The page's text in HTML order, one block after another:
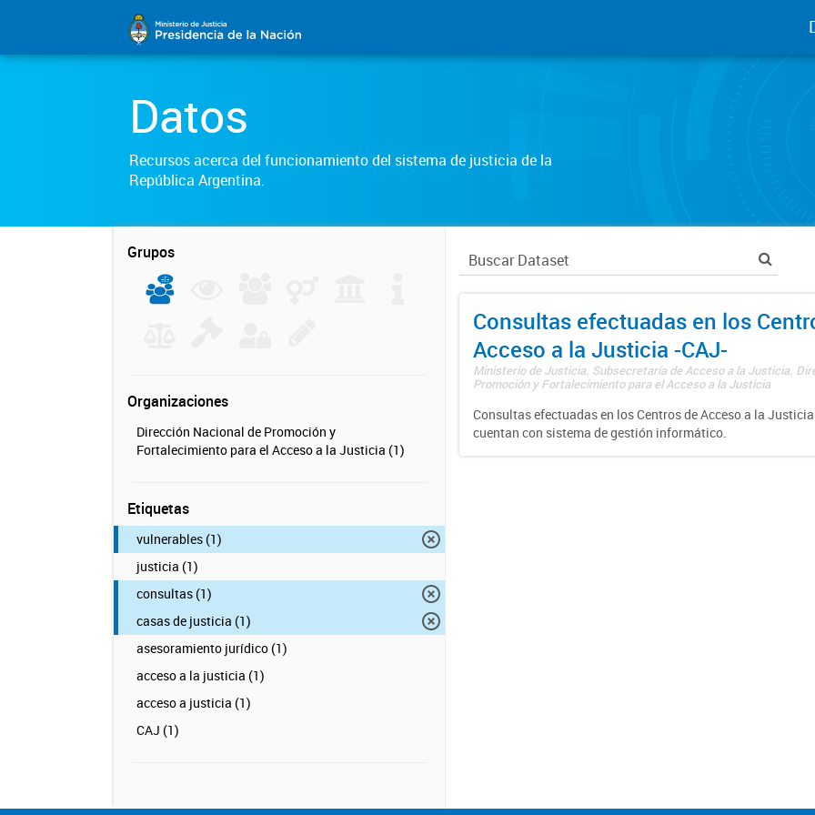
Datos
Recursos acerca del funcionamiento del sistema de justicia de la
República Argentina.
Grupos
Organizaciones
Dirección Nacional de Promoción y
Fortalecimiento para el Acceso a la Justicia (1)
Etiquetas
vulnerables (1)
justicia (1)
consultas (1)
casas de justicia (1)
asesoramiento jurídico (1)
acceso a la justicia (1)
acceso a justicia (1)
CAJ (1)
Consultas efectuadas en los
Acceso a la Justicia -CAJ-
Ministerio de Justicia. Subsecretaría de Acceso a la Justicia.
Promoción y Fortalecimiento para el Acceso a la Justicia
Consultas efectuadas en los Centros de Acceso a la
cuentan con sistema de gestión informático.